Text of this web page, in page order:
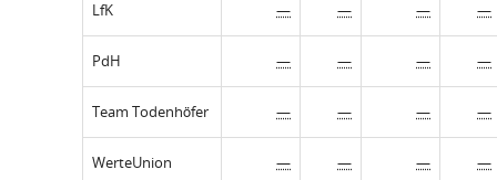
LfK — — — —
PdH — — — —
Team Todenhöfer — — — —
WerteUnion — — — —